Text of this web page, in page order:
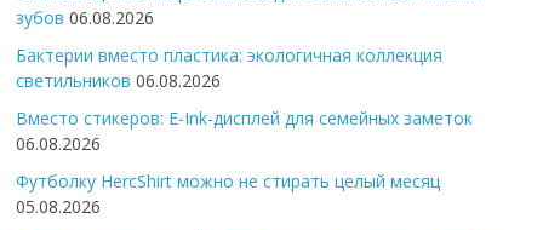
зубов 06.08.2026
Бактерии вместо пластика: экологичная коллекция
светильников 06.08.2026
Вместо стикеров: E-Ink-дисплей для семейных заметок
06.08.2026
Футболку HercShirt можно не стирать целый месяц
05.08.2026